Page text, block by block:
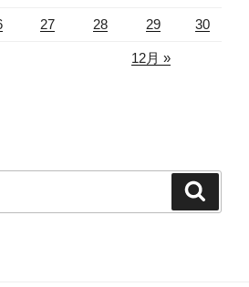
27 28 29 30
12月 »